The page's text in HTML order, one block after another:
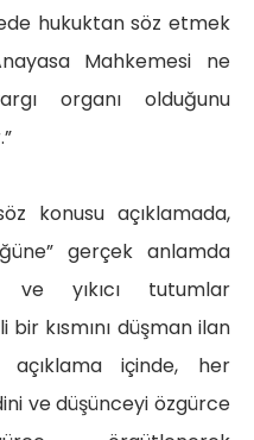
hukuktan söz etmek
Mahkemesi ne
organı olduğunu
konusu açıklamada,
gerçek anlamda
yıkıcı tutumlar
kısmını düşman ilan
içinde, her
ve düşünceyi özgürce